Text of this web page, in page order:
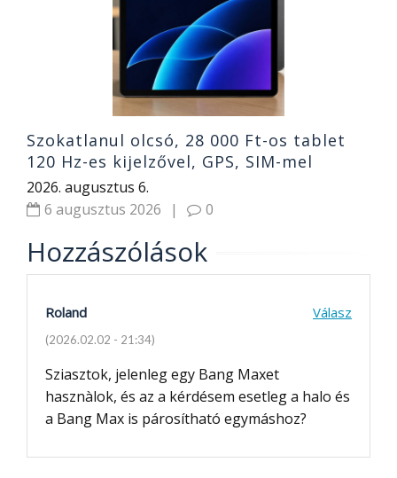
Szokatlanul olcsó, 28 000 Ft-os tablet
120 Hz-es kijelzővel, GPS, SIM-mel
2026. augusztus 6.
6 augusztus 2026
| 0
Hozzászólások
Roland Válasz
(2026.02.02 - 21:34)
Sziasztok, jelenleg egy Bang Maxet
hasznàlok, és az a kérdésem esetleg a halo és
a Bang Max is párosítható egymáshoz?